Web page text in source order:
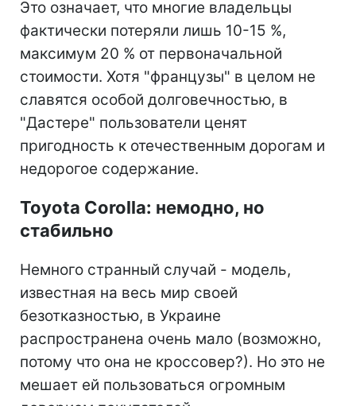
Это означает, что многие владельцы
фактически потеряли лишь 10-15 %,
максимум 20 % от первоначальной
стоимости. Хотя "французы" в целом не
славятся особой долговечностью, в
"Дастере" пользователи ценят
пригодность к отечественным дорогам и
недорогое содержание.
Toyota Corolla: немодно, но
стабильно
Немного странный случай - модель,
известная на весь мир своей
безотказностью, в Украине
распространена очень мало (возможно,
потому что она не кроссовер?). Но это не
мешает ей пользоваться огромным